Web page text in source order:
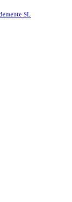
SL